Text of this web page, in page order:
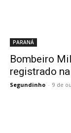
PARANÁ
Bombeiro
registrado
Segundinho - 9 de